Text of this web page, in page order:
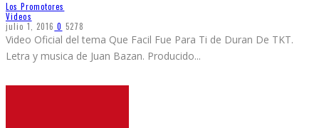
Los Promotores
Videos
julio 1, 2016 0 5278
Video Oficial del tema Que Facil Fue Para Ti de Duran De TKT.
Letra y musica de Juan Bazan. Producido...